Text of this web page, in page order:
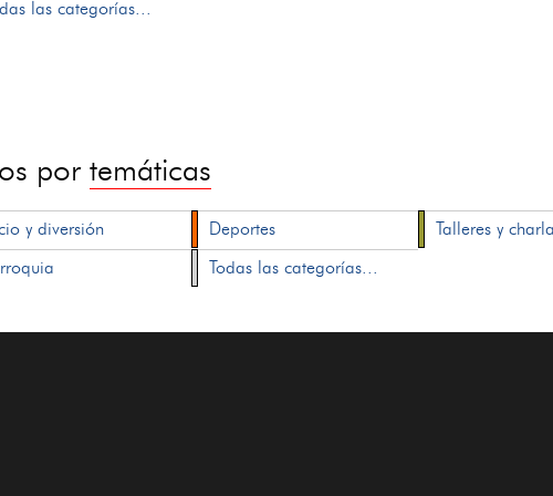
las categorías...
portemáticas
y diversión Deportes Talleres y
Todas las categorías...